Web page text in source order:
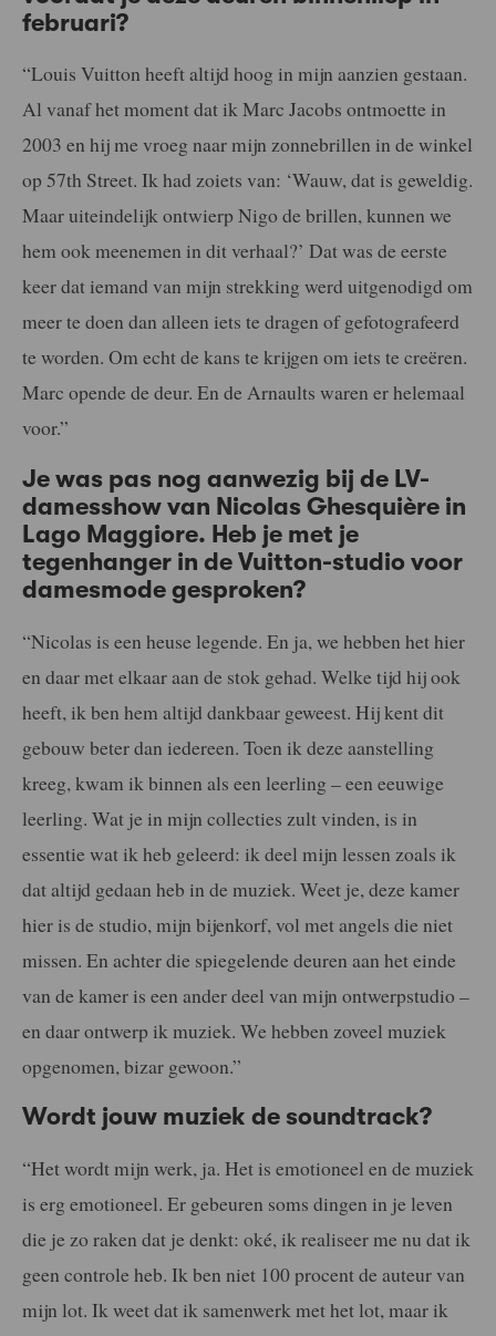
februari?
“Louis Vuitton heeft altijd hoog in mijn aanzien gestaan.
Al vanaf het moment dat ik Marc Jacobs ontmoette in
2003 en hij me vroeg naar mijn zonnebrillen in de winkel
op 57th Street. Ik had zoiets van: ‘Wauw, dat is geweldig.
Maar uiteindelijk ontwierp Nigo de brillen, kunnen we
hem ook meenemen in dit verhaal?’ Dat was de eerste
keer dat iemand van mijn strekking werd uitgenodigd om
meer te doen dan alleen iets te dragen of gefotografeerd
te worden. Om echt de kans te krijgen om iets te creëren.
Marc opende de deur. En de Arnaults waren er helemaal
voor.”
Je was pas nog aanwezig bij de LV-
damesshow van Nicolas Ghesquière in
Lago Maggiore. Heb je met je
tegenhanger in de Vuitton-studio voor
damesmode gesproken?
“Nicolas is een heuse legende. En ja, we hebben het hier
en daar met elkaar aan de stok gehad. Welke tijd hij ook
heeft, ik ben hem altijd dankbaar geweest. Hij kent dit
gebouw beter dan iedereen. Toen ik deze aanstelling
kreeg, kwam ik binnen als een leerling – een eeuwige
leerling. Wat je in mijn collecties zult vinden, is in
essentie wat ik heb geleerd: ik deel mijn lessen zoals ik
dat altijd gedaan heb in de muziek. Weet je, deze kamer
hier is de studio, mijn bijenkorf, vol met angels die niet
missen. En achter die spiegelende deuren aan het einde
van de kamer is een ander deel van mijn ontwerpstudio –
en daar ontwerp ik muziek. We hebben zoveel muziek
opgenomen, bizar gewoon.”
Wordt jouw muziek de soundtrack?
“Het wordt mijn werk, ja. Het is emotioneel en de muziek
is erg emotioneel. Er gebeuren soms dingen in je leven
die je zo raken dat je denkt: oké, ik realiseer me nu dat ik
geen controle heb. Ik ben niet 100 procent de auteur van
mijn lot. Ik weet dat ik samenwerk met het lot, maar ik